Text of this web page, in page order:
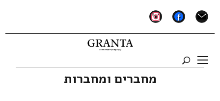
mail
facebook
instagram
מחברים ומחברות